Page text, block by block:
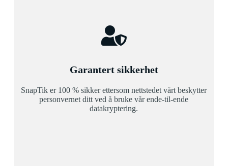
Garantert sikkerhet
SnapTik er 100 % sikker ettersom nettstedet vårt beskytter
personvernet ditt ved å bruke vår ende-til-ende
datakryptering.